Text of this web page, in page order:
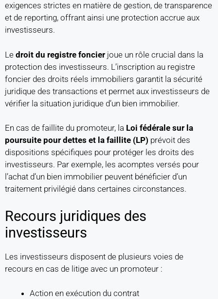
exigences strictes en matière de gestion, de transparence
et de reporting, offrant ainsi une protection accrue aux
investisseurs.
Le droit du registre foncier joue un rôle crucial dans la
protection des investisseurs. L’inscription au registre
foncier des droits réels immobiliers garantit la sécurité
juridique des transactions et permet aux investisseurs de
vérifier la situation juridique d’un bien immobilier.
En cas de faillite du promoteur, la Loi fédérale sur la
poursuite pour dettes et la faillite (LP) prévoit des
dispositions spécifiques pour protéger les droits des
investisseurs. Par exemple, les acomptes versés pour
l’achat d’un bien immobilier peuvent bénéficier d’un
traitement privilégié dans certaines circonstances.
Recours juridiques des
investisseurs
Les investisseurs disposent de plusieurs voies de
recours en cas de litige avec un promoteur :
Action en exécution du contrat